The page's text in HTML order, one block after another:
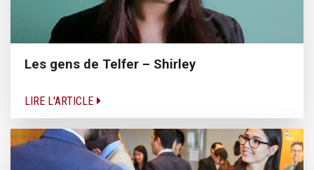
Les gens de Telfer – Shirley
LIRE L'ARTICLE